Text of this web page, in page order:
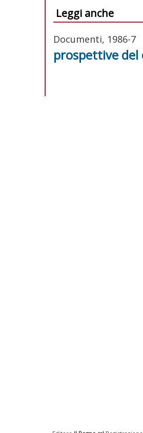
Leggi anche
Documenti, 1986-7
prospettive